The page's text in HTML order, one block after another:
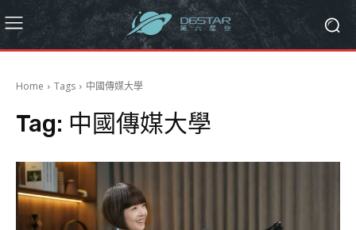
Home Tags 中國傳媒大學
Tag: 中國傳媒大學